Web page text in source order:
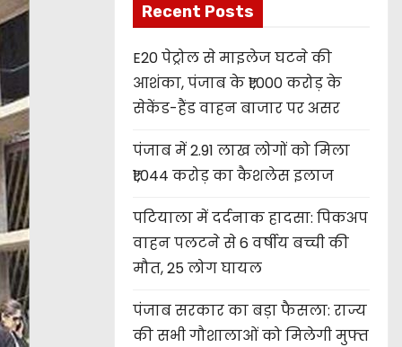
Recent Posts
E20 पेट्रोल से माइलेज घटने की
आशंका, पंजाब के ₹1,000 करोड़ के
सेकेंड-हैंड वाहन बाजार पर असर
पंजाब में 2.91 लाख लोगों को मिला
₹1,044 करोड़ का कैशलेस इलाज
पटियाला में दर्दनाक हादसा: पिकअप
वाहन पलटने से 6 वर्षीय बच्ची की
मौत, 25 लोग घायल
पंजाब सरकार का बड़ा फैसला: राज्य
की सभी गौशालाओं को मिलेगी मुफ्त